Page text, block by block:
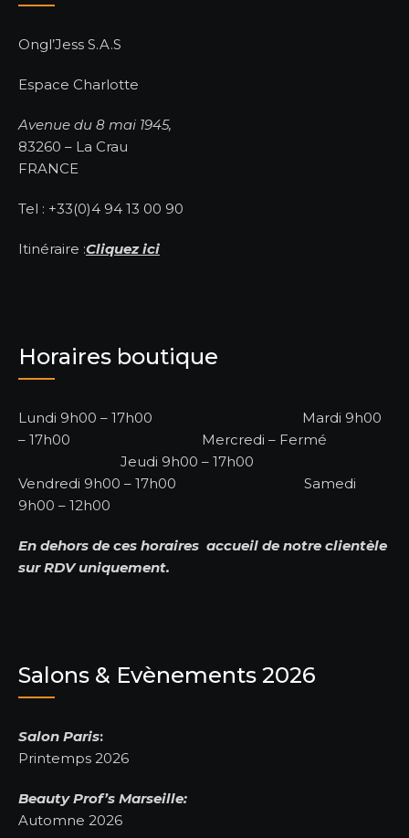
Ongl’Jess S.A.S
Espace Charlotte
Avenue du 8 mai 1945,
83260 – La Crau
FRANCE
Tel : +33(0)4 94 13 00 90
Itinéraire :Cliquez ici
Horaires boutique
Lundi 9h00 – 17h00 Mardi 9h00
– 17h00 Mercredi – Fermé
Jeudi 9h00 – 17h00
Vendredi 9h00 – 17h00 Samedi
9h00 – 12h00
En dehors de ces horaires accueil de notre clientèle
sur RDV uniquement.
Salons & Evènements 2026
Salon Paris:
Printemps 2026
Beauty Prof’s Marseille:
Automne 2026